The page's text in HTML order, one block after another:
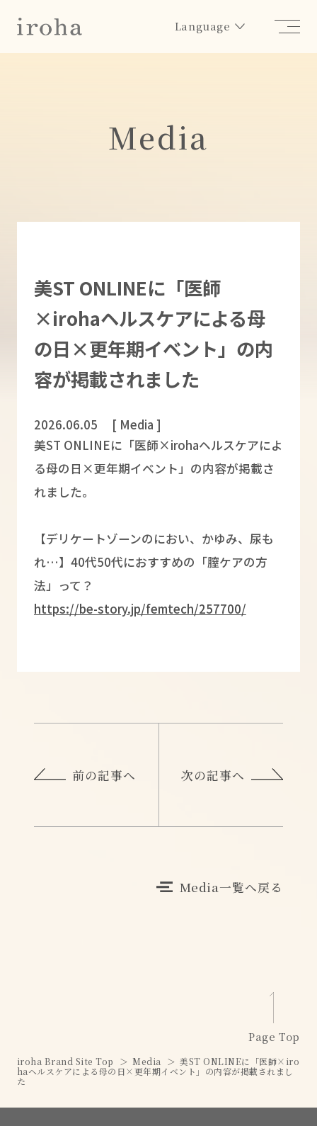
Language
Media
美ST ONLINEに「医師
×irohaヘルスケアによる母
の日×更年期イベント」の内
容が掲載されました
2026.06.05
[ Media ]
美ST ONLINEに「医師×irohaヘルスケアによ
る母の日×更年期イベント」の内容が掲載さ
れました。
【デリケートゾーンのにおい、かゆみ、尿も
れ…】40代50代におすすめの「膣ケアの方
法」って？
https://be-story.jp/femtech/257700/
前の記事へ
Media一覧へ戻る
次の記事へ
Page Top
iroha Brand Site Top Media
美ST ONLINEに「医師×iro
haヘルスケアによる母の日×更年期イベント」の内容が掲載されまし
た